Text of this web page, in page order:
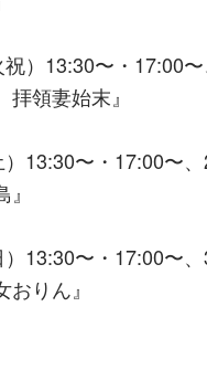
）13:30〜・17:00
領妻始末』
13:30〜・17:00〜
13:30〜・17:00〜
おりん』